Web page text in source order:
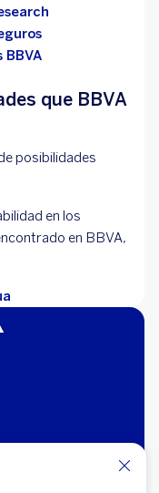
BBVA
que BBVA
posibilidades
en los
en BBVA,